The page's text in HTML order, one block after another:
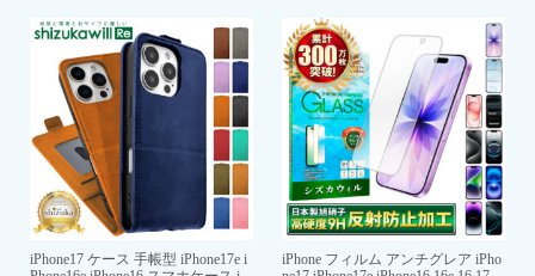
iPhone17 ケース 手帳型 iPhone17e i
iPhone フィルム アンチグレア iPho